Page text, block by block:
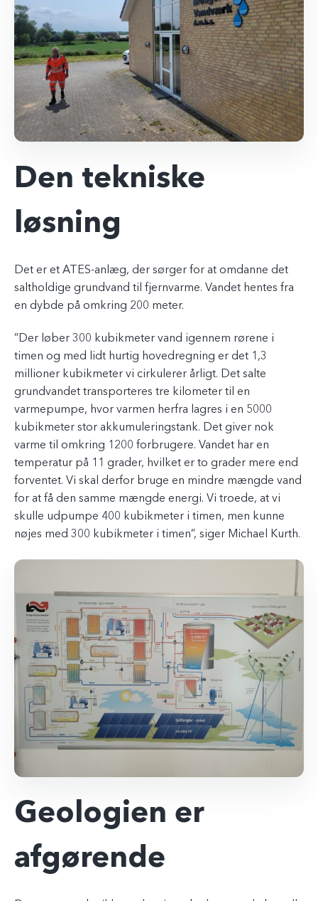
Den tekniske
løsning
Det er et ATES-anlæg, der sørger for at omdanne det
saltholdige grundvand til fjernvarme. Vandet hentes fra
en dybde på omkring 200 meter.
”Der løber 300 kubikmeter vand igennem rørene i
timen og med lidt hurtig hovedregning er det 1,3
millioner kubikmeter vi cirkulerer årligt. Det salte
grundvandet transporteres tre kilometer til en
varmepumpe, hvor varmen herfra lagres i en 5000
kubikmeter stor akkumuleringstank. Det giver nok
varme til omkring 1200 forbrugere. Vandet har en
temperatur på 11 grader, hvilket er to grader mere end
forventet. Vi skal derfor bruge en mindre mængde vand
for at få den samme mængde energi. Vi troede, at vi
skulle udpumpe 400 kubikmeter i timen, men kunne
nøjes med 300 kubikmeter i timen”, siger Michael Kurth.
Geologien er
afgørende